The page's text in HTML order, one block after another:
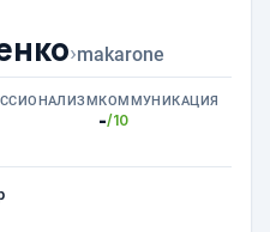
›makarone
КОММУНИКАЦИЯ
-/10